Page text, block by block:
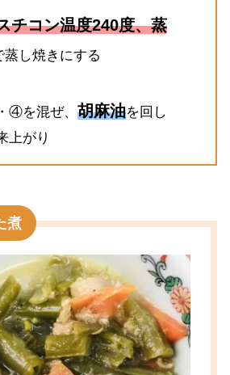
チコン温度240度、蒸
蒸し焼きにする
を混ぜ、胡麻油を回し
上がり
煮